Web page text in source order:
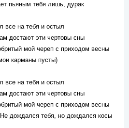
пьяным тебя лишь, дурак
все на тебя и остыл
достают эти чертовы сны
мой череп с приходом весны
карманы пусты)
все на тебя и остыл
достают эти чертовы сны
мой череп с приходом весны
дождался тебя, но дождался косы